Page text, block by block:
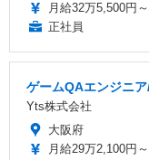
月給32万5,500円
正社員
ゲームQAエンジニ
Yts株式会社
大阪府
月給29万2,100円